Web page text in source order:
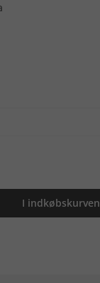
I indkøbskurven